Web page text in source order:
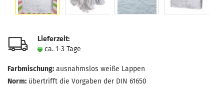
Lieferzeit:
ca. 1-3 Tage
Farbmischung: ausnahmslos weiße Lappen
Norm: übertrifft die Vorgaben der DIN 61650